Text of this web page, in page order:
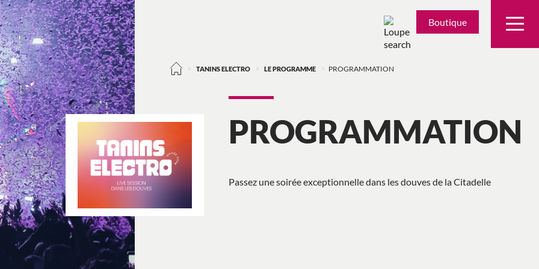
Boutique
> TANINS ELECTRO > LE PROGRAMME > PROGRAMMATION
PROGRAMMATION
Passez une soirée exceptionnelle dans les douves de la Citadelle